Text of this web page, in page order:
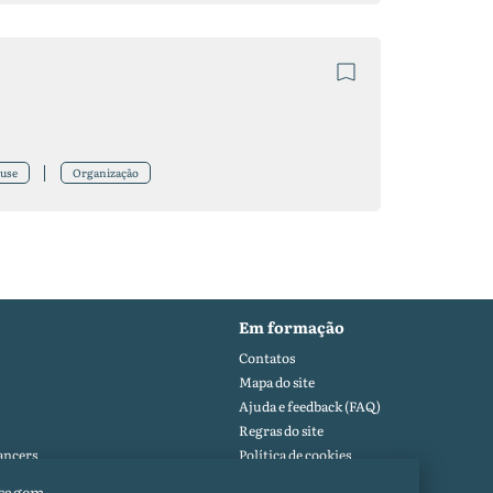
Organização
Em formação
Contatos
Mapa do site
Ajuda e feedback (FAQ)
Regras do site
Política de cookies